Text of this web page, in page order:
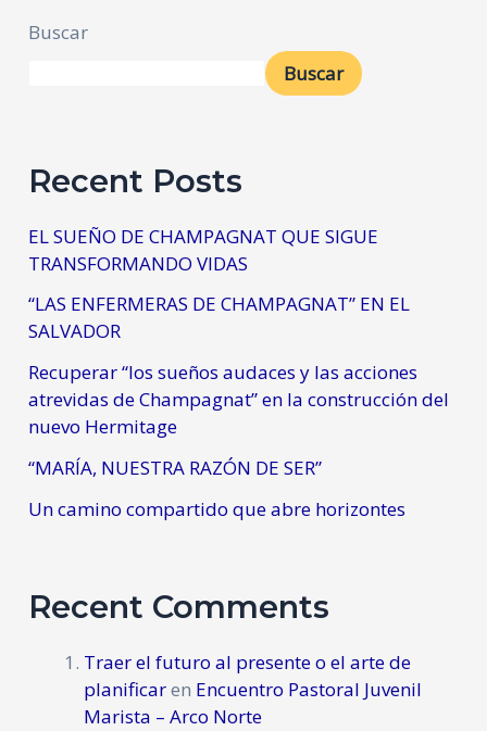
Buscar
Buscar
Recent Posts
EL SUEÑO DE CHAMPAGNAT QUE SIGUE
TRANSFORMANDO VIDAS
“LAS ENFERMERAS DE CHAMPAGNAT” EN EL
SALVADOR
Recuperar “los sueños audaces y las acciones
atrevidas de Champagnat” en la construcción del
nuevo Hermitage
“MARÍA, NUESTRA RAZÓN DE SER”
Un camino compartido que abre horizontes
Recent Comments
Traer el futuro al presente o el arte de
planificaren Encuentro Pastoral Juvenil
Marista – Arco Norte